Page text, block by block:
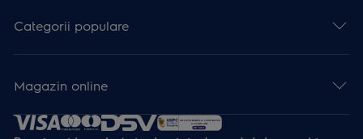
Categorii populare
Magazin online